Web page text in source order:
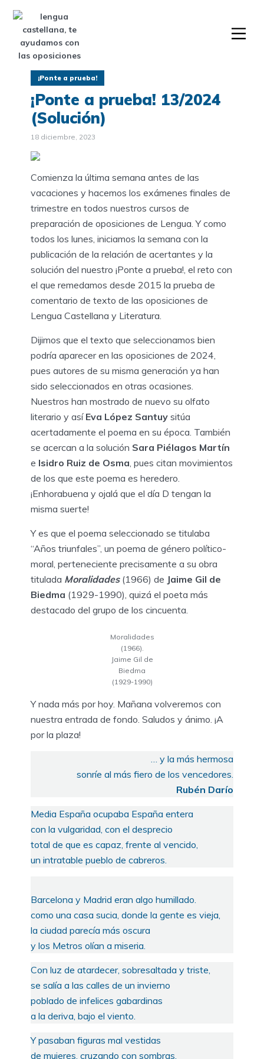
¡Ponte a prueba!
¡Ponte a prueba! 13/2024
(Solución)
18 diciembre, 2023
Comienza la última semana antes de las
vacaciones y hacemos los exámenes finales de
trimestre en todos nuestros cursos de
preparación de oposiciones de Lengua. Y como
todos los lunes, iniciamos la semana con la
publicación de la relación de acertantes y la
solución del nuestro ¡Ponte a prueba!, el reto con
el que remedamos desde 2015 la prueba de
comentario de texto de las oposiciones de
Lengua Castellana y Literatura.
Dijimos que el texto que seleccionamos bien
podría aparecer en las oposiciones de 2024,
pues autores de su misma generación ya han
sido seleccionados en otras ocasiones.
Nuestros han mostrado de nuevo su olfato
literario y así Eva López Santuy sitúa
acertadamente el poema en su época. También
se acercan a la solución Sara Piélagos Martín
e Isidro Ruiz de Osma , pues citan movimientos
de los que este poema es heredero.
¡Enhorabuena y ojalá que el día D tengan la
misma suerte!
Y es que el poema seleccionado se titulaba
“Años triunfales”, un poema de género político-
moral, perteneciente precisamente a su obra
titulada Moralidades (1966) de Jaime Gil de
Biedma (1929-1990), quizá el poeta más
destacado del grupo de los cincuenta.
Moralidades
(1966).
Jaime Gil de
Biedma
(1929-1990)
Y nada más por hoy. Mañana volveremos con
nuestra entrada de fondo. Saludos y ánimo. ¡A
por la plaza!
… y la más hermosa
sonríe al más fiero de los vencedores.
Rubén Darío
Media España ocupaba España entera
con la vulgaridad, con el desprecio
total de que es capaz, frente al vencido,
un intratable pueblo de cabreros.
Barcelona y Madrid eran algo humillado.
como una casa sucia, donde la gente es vieja,
la ciudad parecía más oscura
y los Metros olían a miseria.
Con luz de atardecer, sobresaltada y triste,
se salía a las calles de un invierno
poblado de infelices gabardinas
a la deriva, bajo el viento.
Y pasaban figuras mal vestidas
de mujeres, cruzando con sombras,